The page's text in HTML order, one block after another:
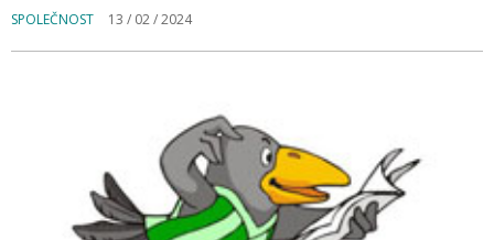
SPOLEČNOST 13 / 02 / 2024